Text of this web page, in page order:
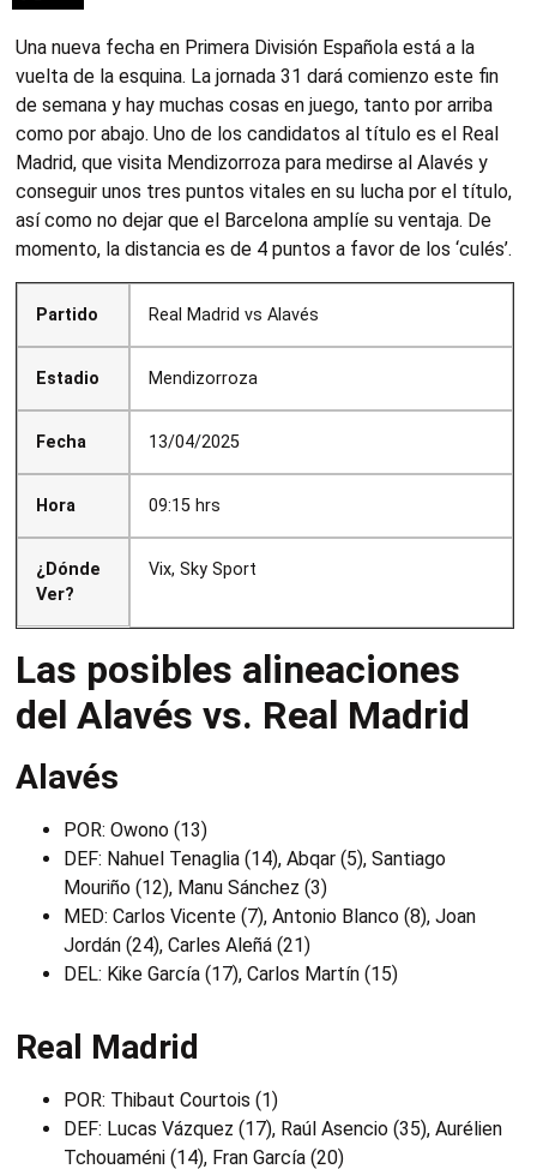
Una nueva fecha en Primera División Española está a la
vuelta de la esquina. La jornada 31 dará comienzo este fin
de semana y hay muchas cosas en juego, tanto por arriba
como por abajo. Uno de los candidatos al título es el Real
Madrid, que visita Mendizorroza para medirse al Alavés y
conseguir unos tres puntos vitales en su lucha por el título,
así como no dejar que el Barcelona amplíe su ventaja. De
momento, la distancia es de 4 puntos a favor de los ‘culés’.
Partido
Estadio
Fecha
Hora
¿Dónde
Ver?
Real Madrid vs Alavés
Mendizorroza
13/04/2025
09:15 hrs
Vix, Sky Sport
Las posibles alineaciones
del Alavés vs. Real Madrid
Alavés
POR: Owono (13)
DEF: Nahuel Tenaglia (14), Abqar (5), Santiago
Mouriño (12), Manu Sánchez (3)
MED: Carlos Vicente (7), Antonio Blanco (8), Joan
Jordán (24), Carles Aleñá (21)
DEL: Kike García (17), Carlos Martín (15)
Real Madrid
POR: Thibaut Courtois (1)
DEF: Lucas Vázquez (17), Raúl Asencio (35), Aurélien
Tchouaméni (14), Fran García (20)